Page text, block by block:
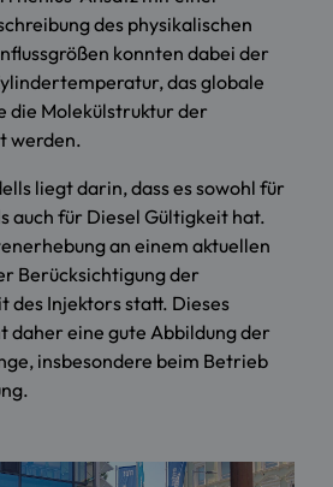
des physikalischen
konnten dabei der
das globale
die Molekülstruktur der
werden.
liegt darin, dass es sowohl für
auch für Diesel Gültigkeit hat.
an einem aktuellen
Berücksichtigung der
des Injektors statt. Dieses
daher eine gute Abbildung der
insbesondere beim Betrieb